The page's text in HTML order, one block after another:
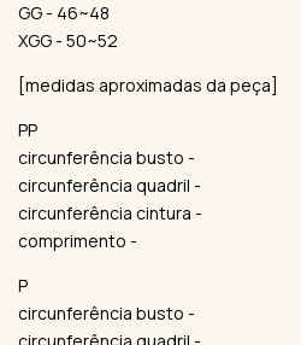
GG - 46~48
XGG - 50~52
[medidas aproximadas da peça]
PP
circunferência busto -
circunferência quadril -
circunferência cintura -
comprimento -
P
circunferência busto -